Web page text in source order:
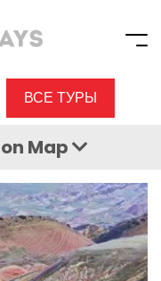
ВСЕ ТУРЫ
Map